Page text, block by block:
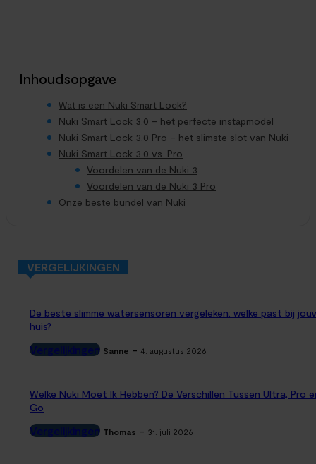
Inhoudsopgave
Wat is een Nuki Smart Lock?
Nuki Smart Lock 3.0 – het perfecte instapmodel
Nuki Smart Lock 3.0 Pro – het slimste slot van Nuki
Nuki Smart Lock 3.0 vs. Pro
Voordelen van de Nuki 3
Voordelen van de Nuki 3 Pro
Onze beste bundel van Nuki
VERGELIJKINGEN
De beste slimme watersensoren vergeleken: welke past bij
huis?
Vergelijkingen Sanne - 4. augustus 2026
Welke Nuki Moet Ik Hebben? De Verschillen Tussen Ultra, Pro
Go
Vergelijkingen Thomas - 31. juli 2026